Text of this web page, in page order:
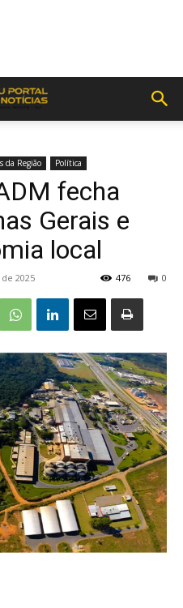
da Região Política
fecha
Gerais e
local
2025 0
476